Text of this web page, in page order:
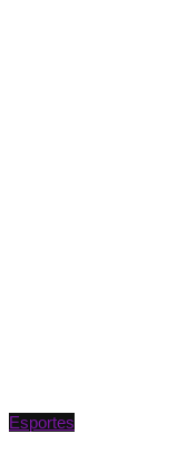
Esportes